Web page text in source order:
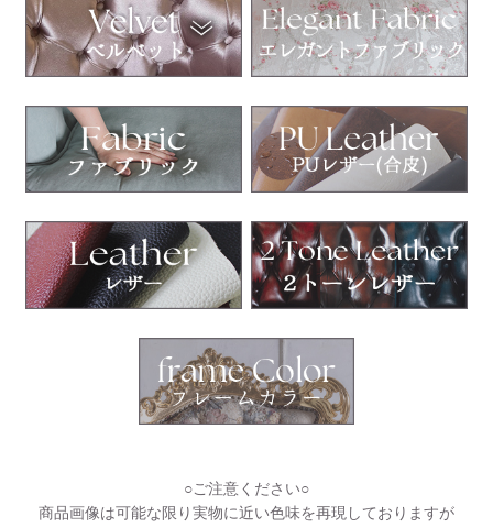
○ご注意ください○
商品画像は可能な限り実物に近い色味を再現しておりますが